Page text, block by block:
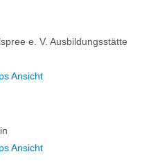
e. V. Ausbildungsstätte
Ansicht
Ansicht